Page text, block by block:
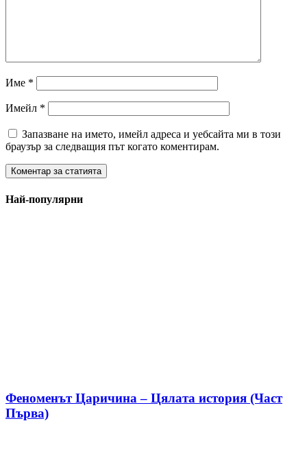
Име *
Имейл *
Запазване на името, имейл адреса и уебсайта ми в този
браузър за следващия път когато коментирам.
Най-популярни
Феноменът Царичина – Цялата история (Част
Първа)